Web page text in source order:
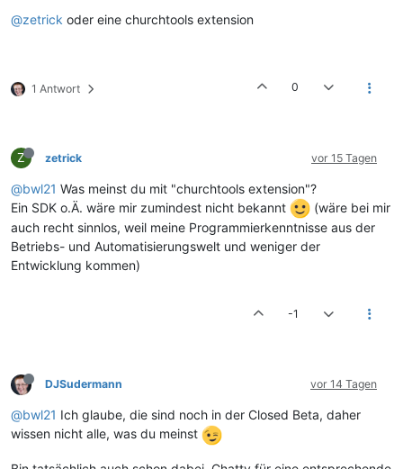
@zetrick oder eine churchtools extension
1 Antwort 0
Z zetrick vor 15 Tagen
@bwl21 Was meinst du mit "churchtools extension"?
Ein SDK o.Ä. wäre mir zumindest nicht bekannt
(wäre bei mir
auch recht sinnlos, weil meine Programmierkenntnisse aus der
Betriebs- und Automatisierungswelt und weniger der
Entwicklung kommen)
-1
DJSudermann vor 14 Tagen
@bwl21 Ich glaube, die sind noch in der Closed Beta, daher
wissen nicht alle, was du meinst